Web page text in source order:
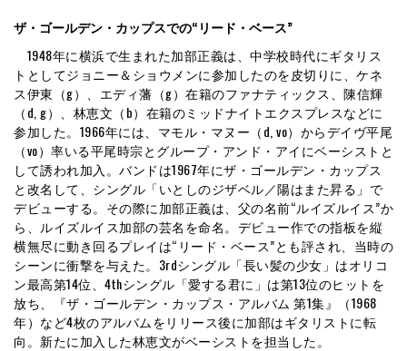
ザ・ゴールデン・カップスでの“リード・ベース”
1948年に横浜で生まれた加部正義は、中学校時代にギタリス
トとしてジョニー＆ショウメンに参加したのを皮切りに、ケネ
ス伊東（g）、エディ藩（g）在籍のファナティックス、陳信輝
（d, g）、林恵文（b）在籍のミッドナイトエクスプレスなどに
参加した。1966年には、マモル・マヌー（d, vo）からデイヴ平尾
（vo）率いる平尾時宗とグループ・アンド・アイにベーシストと
して誘われ加入。バンドは1967年にザ・ゴールデン・カップス
と改名して、シングル「いとしのジザベル／陽はまた昇る」で
デビューする。その際に加部正義は、父の名前“ルイズルイス”か
ら、ルイズルイス加部の芸名を命名。デビュー作での指板を縦
横無尽に動き回るプレイは“リード・ベース”とも評され、当時の
シーンに衝撃を与えた。3rdシングル「長い髪の少女」はオリコ
ン最高第14位、4thシングル「愛する君に」は第13位のヒットを
放ち、『ザ・ゴールデン・カップス・アルバム 第1集』（1968
年）など4枚のアルバムをリリース後に加部はギタリストに転
向。新たに加入した林恵文がベーシストを担当した。